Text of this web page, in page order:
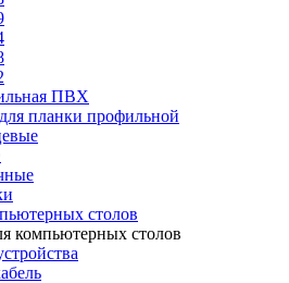
ПВХ
планки профильной
столов
компьютерных столов